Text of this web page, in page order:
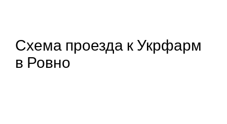
Схема проезда к Укрфарм
в Ровно